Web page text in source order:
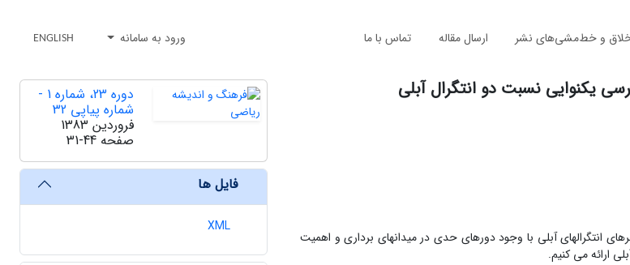
و خط‌مشی‌های نشر ارسال مقاله تماس با ما ورود به سامانه ENGLISH
یکنوایی نسبت دو انتگرال آبلی
انتگرالهای آبلی با وجود دورهای حدی در میدانهای برداری و اهمیت
ارائه می کنیم.
دوره 23، شماره 1 -
شماره پیاپی 32
فروردین 1383
صفحه 31-44
فایل ها
XML